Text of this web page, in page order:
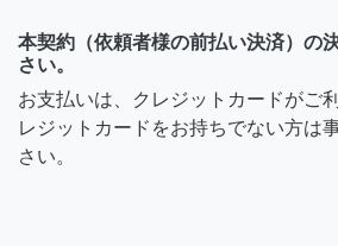
本契約（依頼者様の前払い決済）の
さい。
お支払いは、クレジットカードがご
レジットカードをお持ちでない方は
さい。